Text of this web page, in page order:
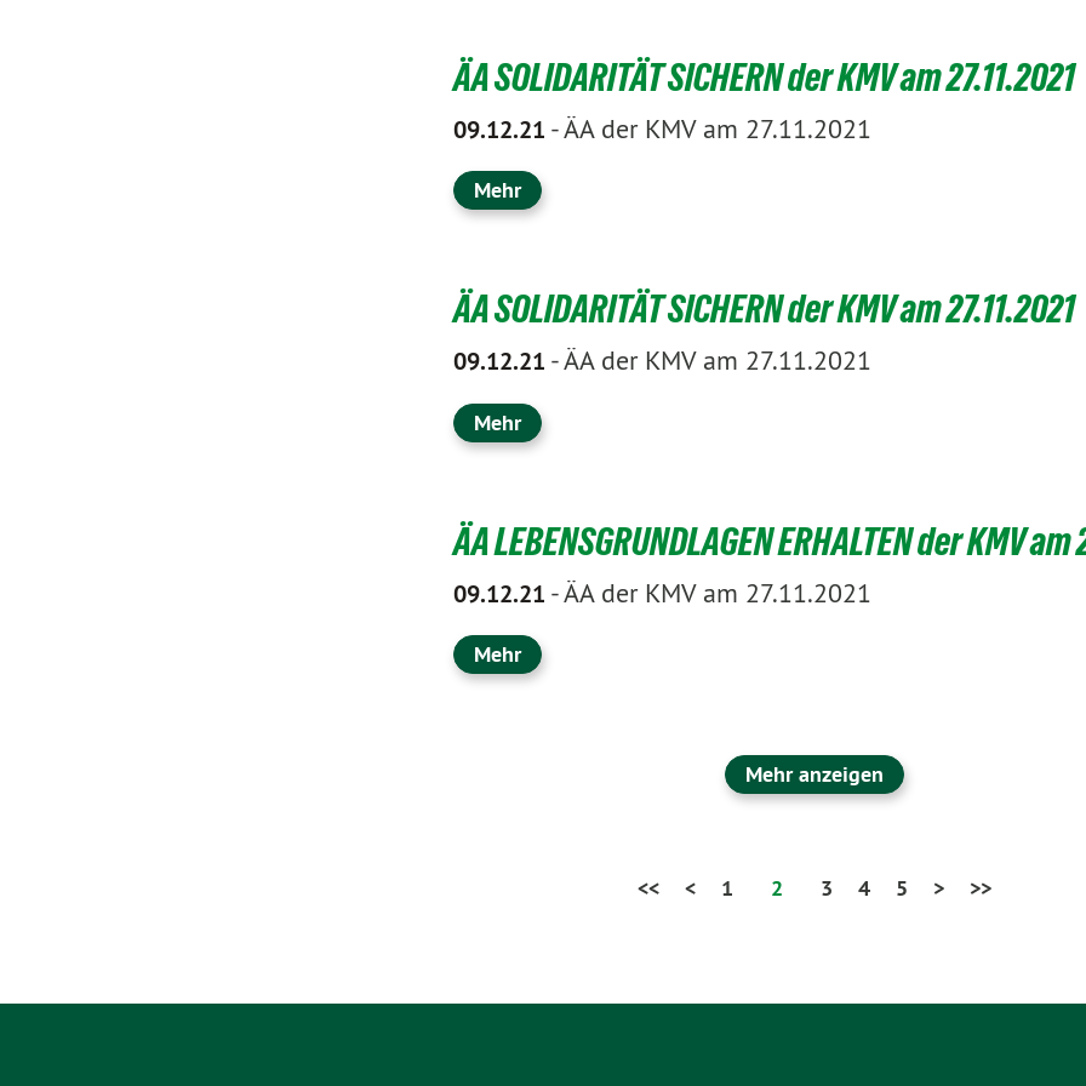
ÄA SOLIDARITÄT SICHERN der KMV am 27.11.2021
09.12.21 -ÄA der KMV am 27.11.2021
Mehr
ÄA SOLIDARITÄT SICHERN der KMV am 27.11.2021
09.12.21 -ÄA der KMV am 27.11.2021
Mehr
ÄA LEBENSGRUNDLAGEN ERHALTEN der KMV am
09.12.21 -ÄA der KMV am 27.11.2021
Mehr
Mehr anzeigen
<<
< 1 2 3 4 5 > >>